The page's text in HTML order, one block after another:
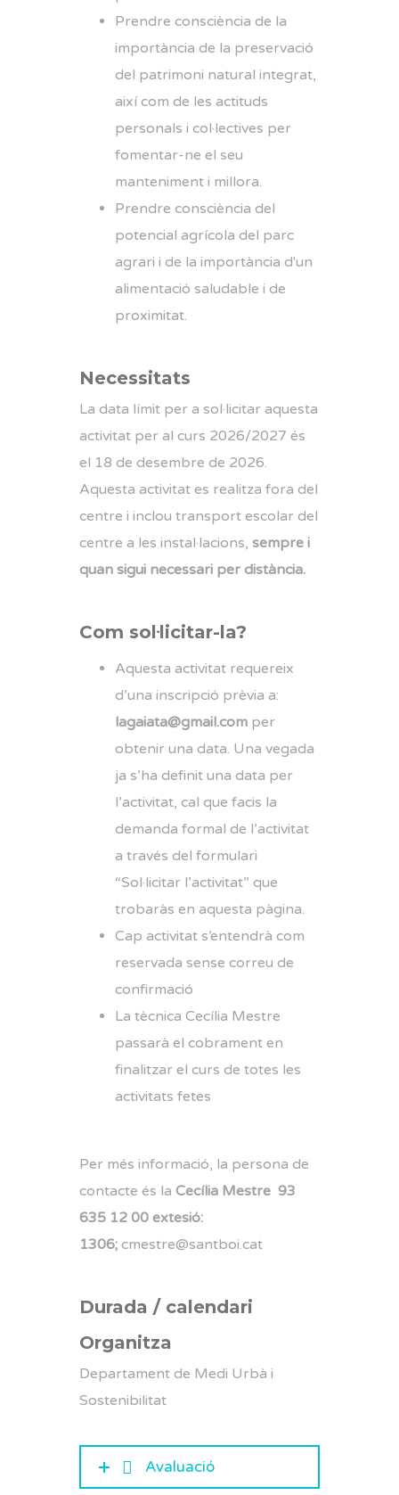
Prendre consciència de la
importància de la preservació
del patrimoni natural integrat,
així com de les actituds
personals i col·lectives per
fomentar-ne el seu
manteniment i millora.
Prendre consciència del
potencial agrícola del parc
agrari i de la importància d'un
alimentació saludable i de
proximitat.
Necessitats
La data límit per a sol·licitar aquesta
activitat per al curs 2026/2027 és
el 18 de desembre de 2026.
Aquesta activitat es realitza fora del
centre i inclou transport escolar del
centre a les instal·lacions, sempre i
quan sigui necessari per distància.
Com sol·licitar-la?
Aquesta activitat requereix
d’una inscripció prèvia a:
lagaiata@gmail.com per
obtenir una data. Una vegada
ja s’ha definit una data per
l’activitat, cal que facis la
demanda formal de l’activitat
a través del formulari
“Sol·licitar l’activitat” que
trobaràs en aquesta pàgina.
Cap activitat s’entendrà com
reservada sense correu de
confirmació
La tècnica Cecília Mestre
passarà el cobrament en
finalitzar el curs de totes les
activitats fetes
Per més informació, la persona de
contacte és la Cecília Mestre 93
635 12 00 extesió:
1306; cmestre@santboi.cat
Durada / calendari
Organitza
Departament de Medi Urbà i
Sostenibilitat
Avaluació